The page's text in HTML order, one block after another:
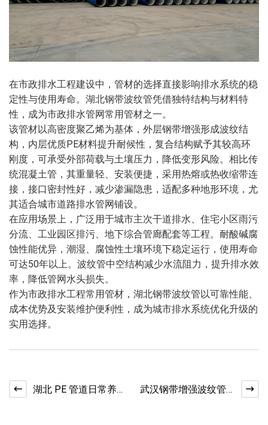
在市政排水工程建设中，管材的选择直接影响排水系统的稳
定性与使用寿命。湖北钢带波纹管凭借独特结构与材料特
性，成为市政排水管网常用管材之一。
该管材以高密度聚乙烯为基体，外层钢带增强形成波纹结
构，内层优质PE材料提升耐候性，复合结构赋予其较高环
刚度，可承受外部荷载与土壤压力，降低变形风险。相比传
统混凝土管，其重量轻、安装便捷，采用热熔或热收缩带连
接，接口密封性好，减少渗漏隐患，适配多种地形环境，尤
其适合城市道路排水管网铺设。
在应用场景上，广泛用于城市主次干道排水、住宅小区雨污
分流、工业园区排污、地下综合管廊配套等工程。耐酸碱腐
蚀性能优异，潮湿、腐蚀性土壤环境下稳定运行，使用寿命
可达50年以上。波纹管中空结构减少水流阻力，提升排水效
率，降低管网水头损失。
作为市政排水工程常用管材，湖北钢带波纹管以可靠性能、
成本优势及安装维护便利性，成为城市排水系统优化升级的
实用选择。
湖北 PE 管道日常养护
武汉钢带增强波纹管